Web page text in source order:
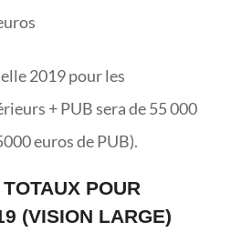
2019 pour les
+ PUB sera de 55 000
euros de PUB).
POUR
(VISION LARGE)